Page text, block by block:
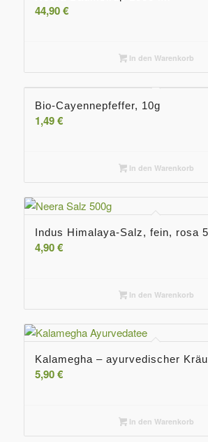
44,90€
In den Warenkorb
Bio-Cayennepfeffer, 10g
1,49€
In den Warenkorb
Indus Himalaya-Salz, fein, rosa
4,90€
In den Warenkorb
Kalamegha – ayurvedischer
5,90€
In den Warenkorb